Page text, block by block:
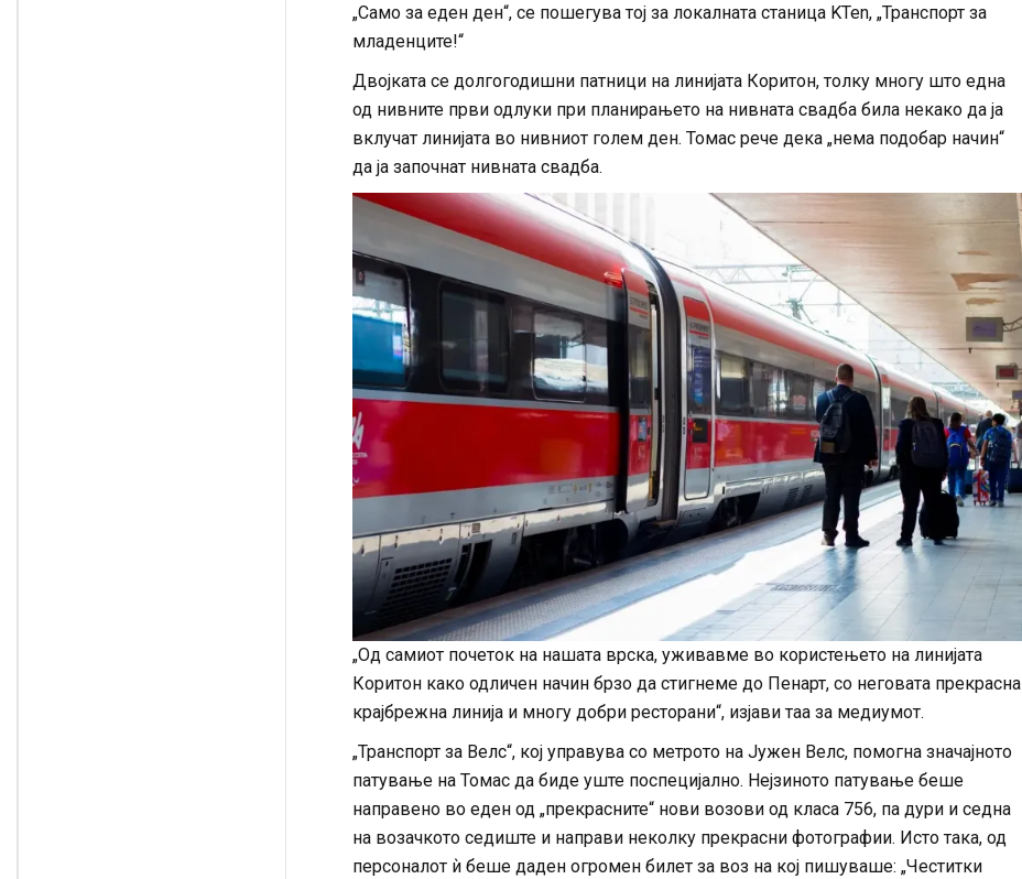
„Само за еден ден“, се пошегува тој за локалната станица KTen, „Транспорт за
младенците!“
Двојката се долгогодишни патници на линијата Коритон, толку многу што една
од нивните први одлуки при планирањето на нивната свадба била некако да ја
вклучат линијата во нивниот голем ден. Томас рече дека „нема подобар начин“
да ја започнат нивната свадба.
„Од самиот почеток на нашата врска, уживавме во користењето на линијата
Коритон како одличен начин брзо да стигнеме до Пенарт, со неговата прекрасна
крајбрежна линија и многу добри ресторани“, изјави таа за медиумот.
„Транспорт за Велс“, кој управува со метрото на Јужен Велс, помогна значајното
патување на Томас да биде уште поспецијално. Нејзиното патување беше
направено во еден од „прекрасните“ нови возови од класа 756, па дури и седна
на возачкото седиште и направи неколку прекрасни фотографии. Исто така, од
персоналот ѝ беше даден огромен билет за воз на кој пишуваше: „Честитки